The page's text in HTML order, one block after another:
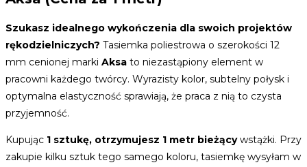
Szukasz idealnego wykończenia dla swoich projektów
rękodzielniczych? Tasiemka poliestrowa o szerokości 12
mm cenionej marki Aksa to niezastąpiony element w
pracowni każdego twórcy. Wyrazisty kolor, subtelny połysk i
optymalna elastyczność sprawiają, że praca z nią to czysta
przyjemność.
Kupując 1 sztukę, otrzymujesz 1 metr bieżącywstążki. Przy
zakupie kilku sztuk tego samego koloru, tasiemkę wysyłam w